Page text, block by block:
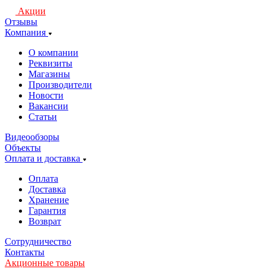
Акции
Отзывы
Компания
О компании
Реквизиты
Магазины
Производители
Новости
Вакансии
Статьи
Видеообзоры
Объекты
Оплата и доставка
Оплата
Доставка
Хранение
Гарантия
Возврат
Сотрудничество
Контакты
Акционные товары